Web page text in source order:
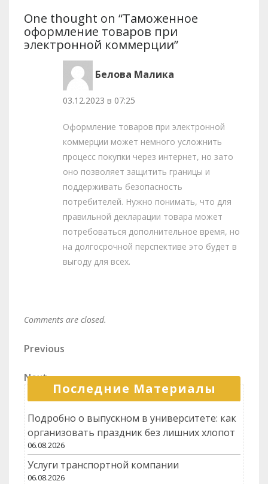
One thought on “Таможенное
оформление товаров при
электронной коммерции”
Белова Малика
03.12.2023 в 07:25
Оформление товаров при электронной
коммерции может немного усложнить
процесс покупки через интернет, но зато
оно позволяет защитить границы и
поддерживать безопасность
потребителей. Нужно понимать, что для
правильной декларации товара может
потребоваться дополнительное время, но
на долгосрочной перспективе это будет в
выгоду для всех.
Comments are closed.
Навигация
по
записям
Previous
Previous
Next
Post
Next
Последние Материалы
Подробно о выпускном в университете: как
организовать праздник без лишних хлопот
06.08.2026
Услуги транспортной компании
06.08.2026